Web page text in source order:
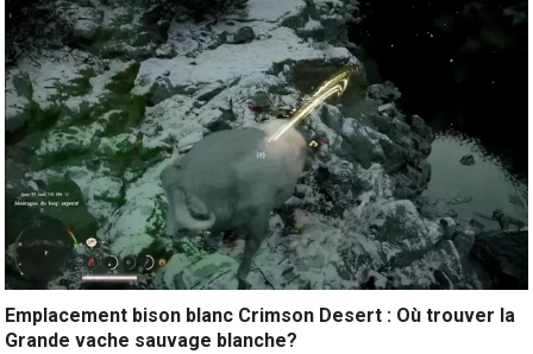
Emplacement bison blanc Crimson Desert : Où trouver la
Grande vache sauvage blanche?